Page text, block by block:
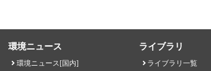
環境ニュース
環境ニュース[国内]
ライブラリ
ライブラリ一覧